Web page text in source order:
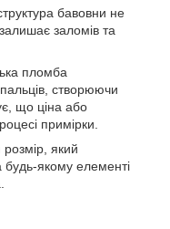
бавовни не
заломів та
пломба
створюючи
що ціна або
примірки.
який
будь-якому елементі